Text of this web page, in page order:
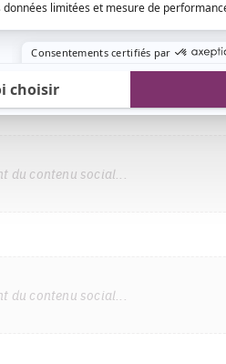
est apparu sur l'Instagram
juin dernier.
du contenu social...
du contenu social...